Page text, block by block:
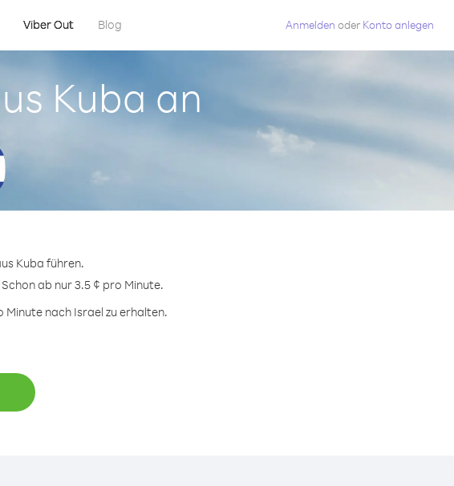
Viber Out Blog Anmelden oder Konto anlegen
Kuba an
Kuba führen.
ab nur 3.5 ¢ pro Minute.
Minute nach Israel zu erhalten.